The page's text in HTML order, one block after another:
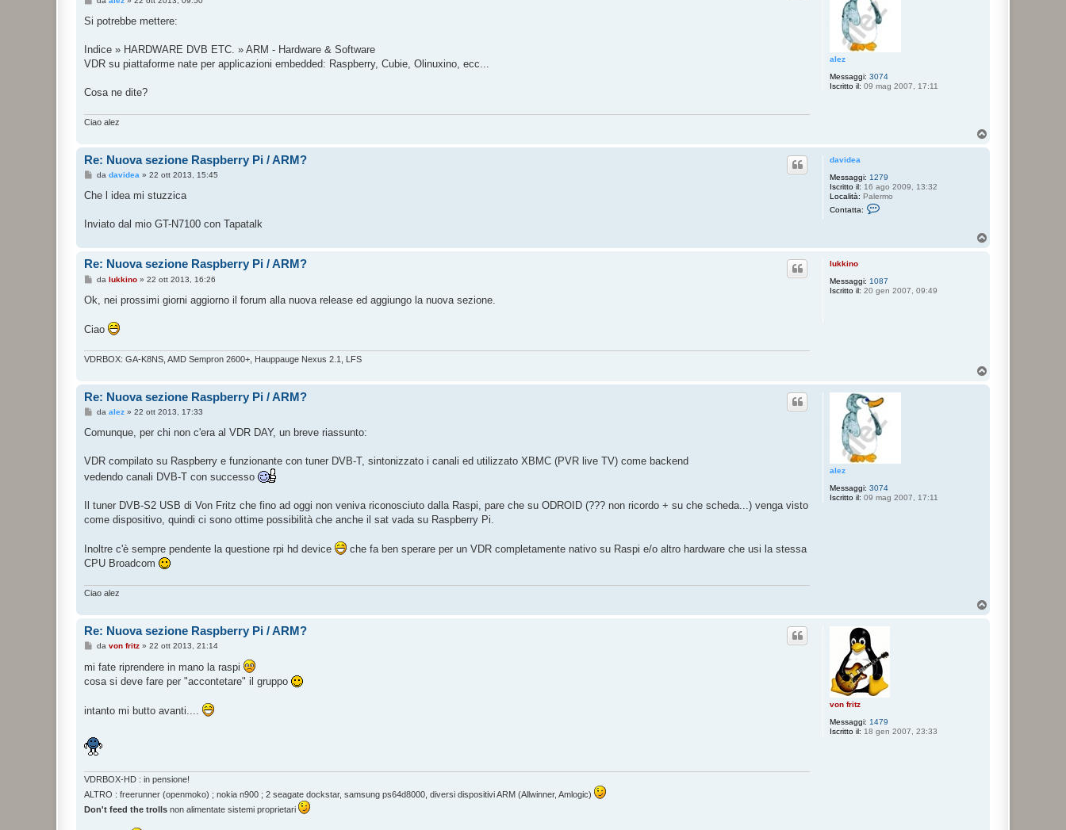
alez
Messaggi: 3074
Iscritto il: 09 mag 2007, 17:11
s
s
g
i
Si potrebbe mettere:
Indice » HARDWARE DVB ETC. » ARM - Hardware & Software
VDR su piattaforme nate per applicazioni embedded: Raspberry, Cubie, Olinuxino, ecc...
Cosa ne dite?
Ciao alez
davidea
Messaggi: 1279
Iscritto il: 16 ago 2009, 13:32
Località: Palermo
Contatta:
d
a
Re: Nuova sezione Raspberry Pi / ARM?
M
s
g
o
da davidea» 22 ott 2013, 15:45
Che l idea mi stuzzica
Inviato dal mio GT-N7100 con Tapatalk
lukkino
Messaggi: 1087
Iscritto il: 20 gen 2007, 09:49
Re: Nuova sezione Raspberry Pi / ARM?
M
s
g
g
o
da lukkino» 22 ott 2013, 16:26
Ok, nei prossimi giorni aggiorno il forum alla nuova release ed aggiungo la nuova sezione.
Ciao
VDRBOX: GA-K8NS, AMD Sempron 2600+, Hauppauge Nexus 2.1, LFS
alez
Messaggi: 3074
Iscritto il: 09 mag 2007, 17:11
Re: Nuova sezione Raspberry Pi / ARM?
M
s
g
i
da alez» 22 ott 2013, 17:33
Comunque, per chi non c'era al VDR DAY, un breve riassunto:
VDR compilato su Raspberry e funzionante con tuner DVB-T, sintonizzato i canali ed utilizzato XBMC (PVR live TV) come backend
vedendo canali DVB-T con successo
Il tuner DVB-S2 USB di Von Fritz che fino ad oggi non veniva riconosciuto dalla Raspi, pare che su ODROID (??? non ricordo + su che scheda...) venga visto
come dispositivo, quindi ci sono ottime possibilità che anche il sat vada su Raspberry Pi.
Inoltre c'è sempre pendente la questione rpi hd device
che fa ben sperare per un VDR completamente nativo su Raspi e/o altro hardware che usi la stessa
CPU Broadcom
Ciao alez
von fritz
Messaggi: 1479
Iscritto il: 18 gen 2007, 23:33
Re: Nuova sezione Raspberry Pi / ARM?
M
s
s
a
i
da von fritz» 22 ott 2013, 21:14
mi fate riprendere in mano la raspi
cosa si deve fare per "accontetare" il gruppo
intanto mi butto avanti....
VDRBOX-HD : in pensione!
ALTRO : freerunner (openmoko) ; nokia n900 ; 2 seagate dockstar, samsung ps64d8000, diversi dispositivi ARM (Allwinner, Amlogic)
Don't feed the trolls non alimentate sistemi proprietari